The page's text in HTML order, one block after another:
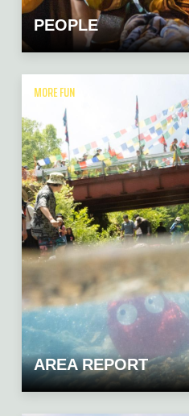
PEOPLE
MORE FUN
AREA REPORT